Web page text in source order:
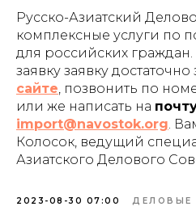
Русско-Азиатский
комплексные услуги по
для российских граждан.
заявку заявку
сайте, позвонить по
или же написать на
import@navostok.org.
Колосок, ведущий
Азиатского Делового
2023-08-30 07:00 ДЕЛОВЫЕ